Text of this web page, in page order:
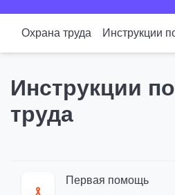
Охрана труда Инструкции
Инструкции
труда
Первая помощь